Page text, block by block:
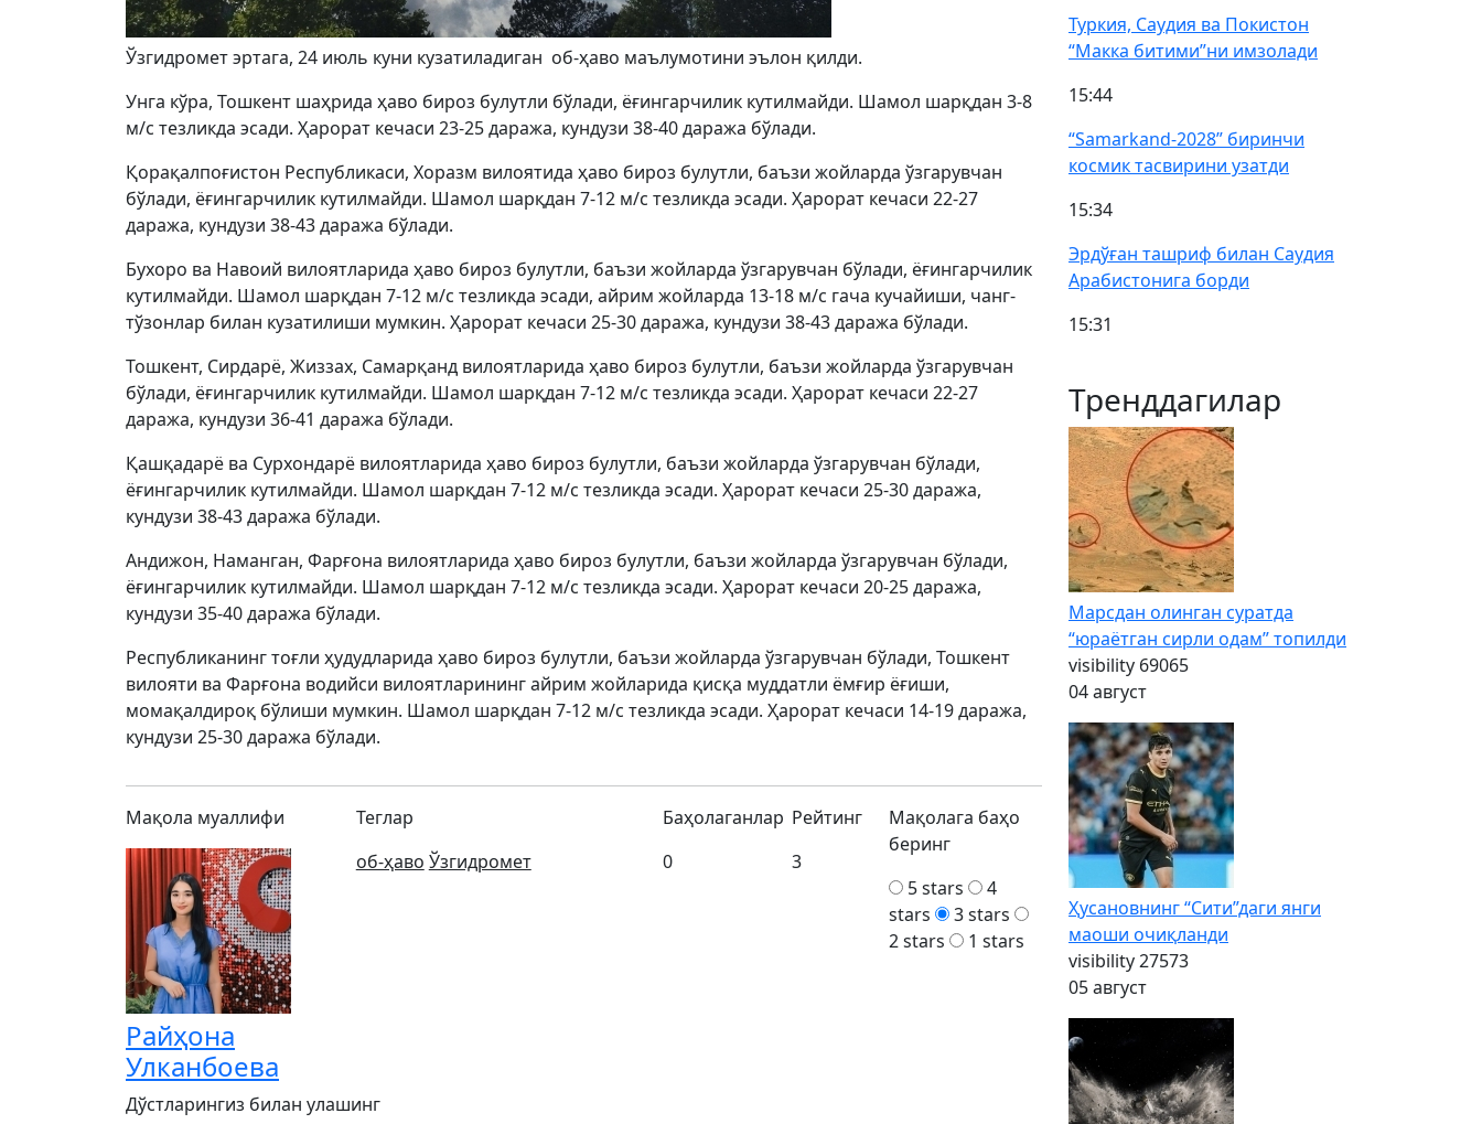
Ўзгидромет эртага, 24 июль куни кузатиладиган об-ҳаво маълумотини эълон қилди.
Унга кўра, Тошкент шаҳрида ҳаво бироз булутли бўлади, ёғингарчилик кутилмайди. Шамол шарқдан 3-8
м/с тезликда эсади. Ҳарорат кечаси 23-25 даража, кундузи 38-40 даража бўлади.
Қорақалпоғистон Республикаси, Хоразм вилоятида ҳаво бироз булутли, баъзи жойларда ўзгарувчан
бўлади, ёғингарчилик кутилмайди. Шамол шарқдан 7-12 м/с тезликда эсади. Ҳарорат кечаси 22-27
даража, кундузи 38-43 даража бўлади.
Бухоро ва Навоий вилоятларида ҳаво бироз булутли, баъзи жойларда ўзгарувчан бўлади, ёғингарчилик
кутилмайди. Шамол шарқдан 7-12 м/с тезликда эсади, айрим жойларда 13-18 м/с гача кучайиши, чанг-
тўзонлар билан кузатилиши мумкин. Ҳарорат кечаси 25-30 даража, кундузи 38-43 даража бўлади.
Тошкент, Сирдарё, Жиззах, Самарқанд вилоятларида ҳаво бироз булутли, баъзи жойларда ўзгарувчан
бўлади, ёғингарчилик кутилмайди. Шамол шарқдан 7-12 м/с тезликда эсади. Ҳарорат кечаси 22-27
даража, кундузи 36-41 даража бўлади.
Қашқадарё ва Сурхондарё вилоятларида ҳаво бироз булутли, баъзи жойларда ўзгарувчан бўлади,
ёғингарчилик кутилмайди. Шамол шарқдан 7-12 м/с тезликда эсади. Ҳарорат кечаси 25-30 даража,
кундузи 38-43 даража бўлади.
Андижон, Наманган, Фарғона вилоятларида ҳаво бироз булутли, баъзи жойларда ўзгарувчан бўлади,
ёғингарчилик кутилмайди. Шамол шарқдан 7-12 м/с тезликда эсади. Ҳарорат кечаси 20-25 даража,
кундузи 35-40 даража бўлади.
Республиканинг тоғли ҳудудларида ҳаво бироз булутли, баъзи жойларда ўзгарувчан бўлади, Тошкент
вилояти ва Фарғона водийси вилоятларининг айрим жойларида қисқа муддатли ёмғир ёғиши,
момақалдироқ бўлиши мумкин. Шамол шарқдан 7-12 м/с тезликда эсади. Ҳарорат кечаси 14-19 даража,
кундузи 25-30 даража бўлади.
Мақола муаллифи
Райҳона
Улканбоева
Теглар
об-ҳаво Ўзгидромет
Баҳолаганлар
0
Рейтинг
3
Мақолага баҳо
беринг
5 stars
4
stars
3 stars
2 stars
1 stars
Дўстларингиз билан улашинг
Туркия, Саудия ва Покистон
“Макка битими”ни имзолади
15:44
“Samarkand-2028” биринчи
космик тасвирини узатди
15:34
Эрдўған ташриф билан Саудия
Арабистонига борди
15:31
Тренддагилар
Марсдан олинган суратда
“юраётган сирли одам” топилди
visibility 69065
04 август
Ҳусановнинг “Сити”даги янги
маоши очиқланди
visibility27573
05 август